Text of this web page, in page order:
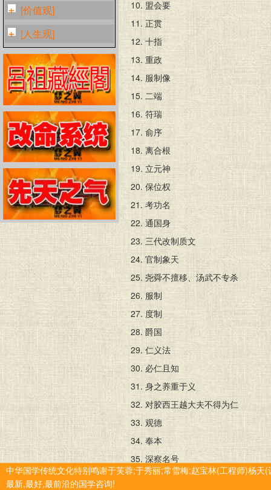
[价值观]
[人生观]
10. 盟会要
11. 正贯
12. 十指
13. 重政
14. 服制像
15. 二端
16. 符瑞
17. 俞序
18. 离合根
19. 立元神
20. 保位权
21. 考功名
22. 通国身
23. 三代改制质文
24. 官制象天
25. 尧舜不擅移、汤武不专杀
26. 服制
27. 度制
28. 爵国
29. 仁义法
30. 必仁且知
31. 身之养重于义
32. 对胶西王越大夫不得为仁
33. 观德
34. 奉本
35. 深察名号
36.实性
中华国学传统文化特别鸣谢于芙蓉;于秀丽;常雪梅;赵宝林(工程师)杨天
最新,最好,最前沿的国学咨询!